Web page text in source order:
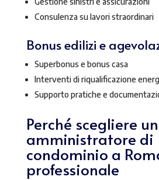
Consulenza su lavori straordinari
Bonus edilizi e
Superbonus e bonus casa
Interventi di riqualificazione
Supporto pratiche e
Perché scegliere un
amministratore di
condominio a
professionale